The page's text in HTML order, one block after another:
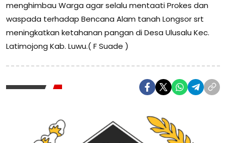
menghimbau Warga agar selalu mentaati Prokes dan
waspada terhadap Bencana Alam tanah Longsor srt
meningkatkan ketahanan pangan di Desa Ulusalu Kec.
Latimojong Kab. Luwu.( F Suade )